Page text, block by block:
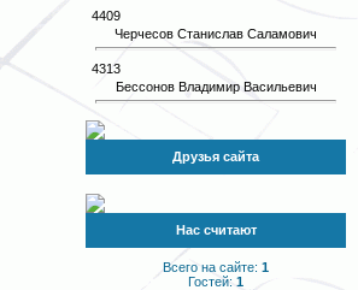
4409
Черчесов Станислав Саламович
4313
Бессонов Владимир Васильевич
Друзья сайта
Нас считают
Всего на сайте: 1
Гостей: 1